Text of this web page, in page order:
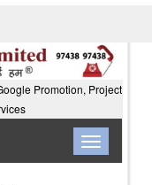
Promotion, Project
Toggle
navigation